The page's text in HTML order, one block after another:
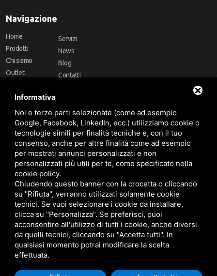
Navigazione
Home
Prodotti
Chi siamo
Outlet
Marchi
Servizi
News
Blog
Contatti
Follow Us
Area riservata
CBA dei Lubrificanti Spa - P. IVA 00624811204 - Codice fiscale 03472740376
R.E.A. n° 293659 - REG. IMPRESE BO Capitale Sociale €. 120.000 int. versati -
Sitemap Questo sito è protetto da Google reCAPTCHA v3,
Informativa
Noi e terze parti selezionate (come ad esempio
Google, Facebook, LinkedIn, ecc.) utilizziamo cookie o
tecnologie simili per finalità tecniche e, con il tuo
consenso, anche per altre finalità come ad esempio
per mostrati annunci personalizzati e non
personalizzati più utili per te, come specificato nella
cookie policy.
Chiudendo questo banner con la crocetta o cliccando
su "Rifiuta", verranno utilizzati solamente cookie
tecnici. Se vuoi selezionare i cookie da installare,
clicca su "Personalizza". Se preferisci, puoi
acconsentire all'utilizzo di tutti i cookie, anche diversi
da quelli tecnici, cliccando su "Accetta tutti". In
qualsiasi momento potrai modificare la scelta
effettuata.